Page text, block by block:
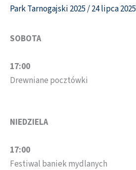
Park Tarnogajski 2025/24 lipca 2025
SOBOTA
17:00
Drewniane pocztówki
NIEDZIELA
17:00
Festiwal baniek mydlanych